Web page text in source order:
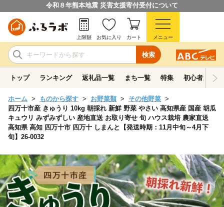
令和８年熊本地震 災害支援寄付受付について
検索
上限額 お気に入り カート メニュー
トップ ランキング 返礼品一覧 まち一覧 特集 初心者ガイド
ホーム ものから探す お野菜類
その他野菜
四万十市産 きゅうり 10kg 朝採れ 新鮮 野菜 やさい 高知県産 国産 胡瓜
キュウリ みずみずしい 産地直送 お取り寄せ 旬 ハウス栽培 農家直送
高知県 高知 四万十市 四万十 しまんと【発送時期：11月中旬～4月下
旬】26-0032